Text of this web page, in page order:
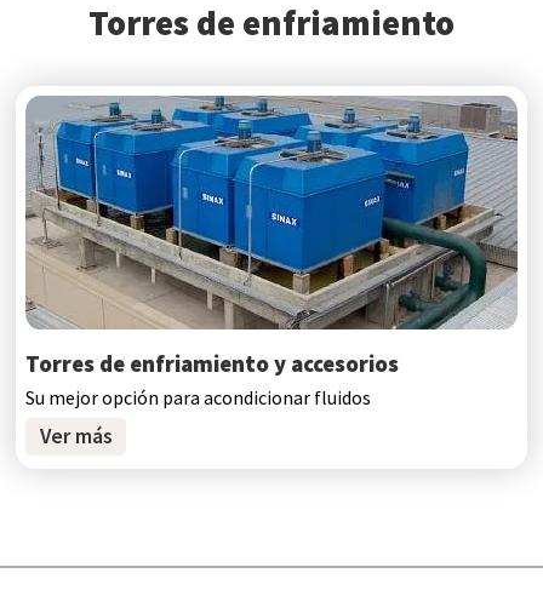
Torres de enfriamiento
Torres de enfriamiento y accesorios
Su mejor opción para acondicionar fluidos
Ver más